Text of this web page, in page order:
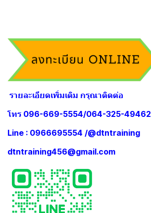
รายละเอียดเพิ่มเติม กรุณาติดต่อ
โทร 096-669-5554/064-325-49462
Line : 0966695554 /@dtntraining
dtntraining456@gmail.com